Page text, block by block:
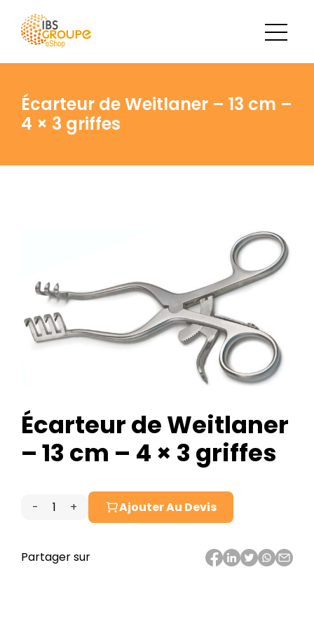
Écarteur de Weitlaner – 13 cm –
4 × 3 griffes
Écarteur de Weitlaner
– 13 cm – 4 × 3 griffes
-
quantité
Écarteur
+ Ajouter Au Devis
Partager sur